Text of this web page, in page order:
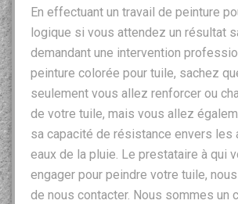
En effectuant un travail de peinture
logique si vous attendez un résultat
demandant une intervention
peinture colorée pour tuile, sachez
seulement vous allez renforcer ou
de votre tuile, mais vous allez
sa capacité de résistance envers les
eaux de la pluie. Le prestataire à qui
engager pour peindre votre tuile,
de nous contacter. Nous sommes un